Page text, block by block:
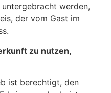
werden,
der vom Gast im
zu nutzen,
ist berechtigt, den